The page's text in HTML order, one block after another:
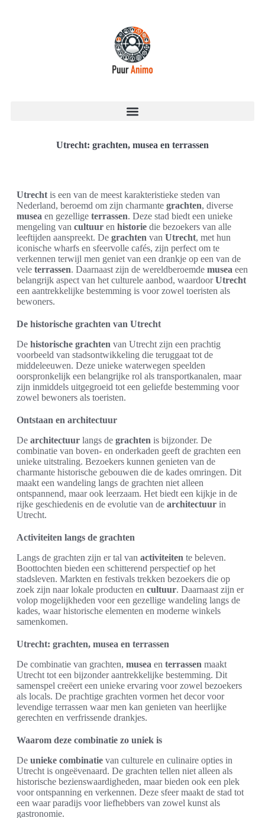
Utrecht: grachten, musea en terrassen
Utrecht is een van de meest karakteristieke steden van
Nederland, beroemd om zijn charmante grachten, diverse
musea en gezellige terrassen. Deze stad biedt een unieke
mengeling van cultuur en historie die bezoekers van alle
leeftijden aanspreekt. De grachten van Utrecht, met hun
iconische wharfs en sfeervolle cafés, zijn perfect om te
verkennen terwijl men geniet van een drankje op een van de
vele terrassen. Daarnaast zijn de wereldberoemde musea een
belangrijk aspect van het culturele aanbod, waardoorUtrecht
een aantrekkelijke bestemming is voor zowel toeristen als
bewoners.
De historische grachten van Utrecht
De historische grachten van Utrecht zijn een prachtig
voorbeeld van stadsontwikkeling die teruggaat tot de
middeleeuwen. Deze unieke waterwegen speelden
oorspronkelijk een belangrijke rol als transportkanalen, maar
zijn inmiddels uitgegroeid tot een geliefde bestemming voor
zowel bewoners als toeristen.
Ontstaan en architectuur
De architectuur langs de grachten is bijzonder. De
combinatie van boven- en onderkaden geeft de grachten een
unieke uitstraling. Bezoekers kunnen genieten van de
charmante historische gebouwen die de kades omringen. Dit
maakt een wandeling langs de grachten niet alleen
ontspannend, maar ook leerzaam. Het biedt een kijkje in de
rijke geschiedenis en de evolutie van de architectuur in
Utrecht.
Activiteiten langs de grachten
Langs de grachten zijn er tal van activiteiten te beleven.
Boottochten bieden een schitterend perspectief op het
stadsleven. Markten en festivals trekken bezoekers die op
zoek zijn naar lokale producten en cultuur. Daarnaast zijn er
volop mogelijkheden voor een gezellige wandeling langs de
kades, waar historische elementen en moderne winkels
samenkomen.
Utrecht: grachten, musea en terrassen
De combinatie van grachten, musea en terrassen maakt
Utrecht tot een bijzonder aantrekkelijke bestemming. Dit
samenspel creëert een unieke ervaring voor zowel bezoekers
als locals. De prachtige grachten vormen het decor voor
levendige terrassen waar men kan genieten van heerlijke
gerechten en verfrissende drankjes.
Waarom deze combinatie zo uniek is
De unieke combinatie van culturele en culinaire opties in
Utrecht is ongeëvenaard. De grachten tellen niet alleen als
historische bezienswaardigheden, maar bieden ook een plek
voor ontspanning en verkennen. Deze sfeer maakt de stad tot
een waar paradijs voor liefhebbers van zowel kunst als
gastronomie.